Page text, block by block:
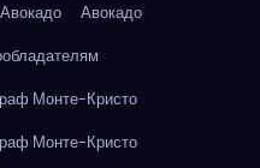
Авокадо
Авокадо
Монте-Кристо
Монте-Кристо